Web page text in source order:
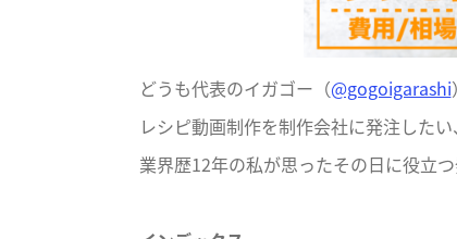
どうも代表のイガゴー（@gogoigarashi
レシピ動画制作を制作会社に発注した
業界歴12年の私が思ったその日に役立